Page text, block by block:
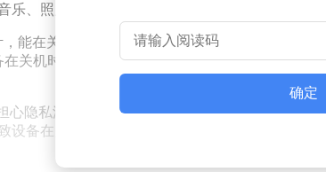
、照片等媒体文件而言，仍不失为一种实用的选
能在关机状态下阻止手机被监控和跟踪。这一
关机时保留部分运行状态以加快开机速度的做
心隐私泄露问题。因为即便在关机状态下，设
设备在关机状态下仍消耗电量，特别是对于电池
确定